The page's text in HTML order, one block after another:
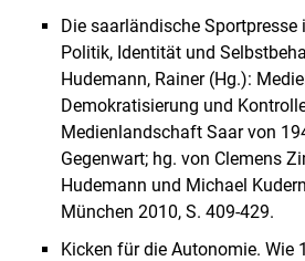
Die saarländische
Politik, Identität und
Hudemann, Rainer (Hg.):
Demokratisierung und
Medienlandschaft Saar von
Gegenwart; hg. von Clemens
Hudemann und Michael
München 2010, S. 409-429.
Kicken für die Autonomie. Wie